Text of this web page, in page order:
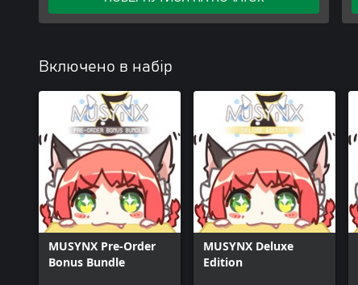
Включено в набір
MUSYNX Pre-Order
Bonus Bundle
MUSYNX Deluxe
Edition